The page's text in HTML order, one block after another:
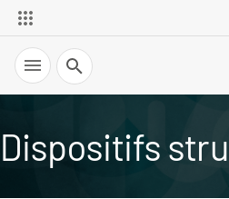
Recherche
Dispositifs